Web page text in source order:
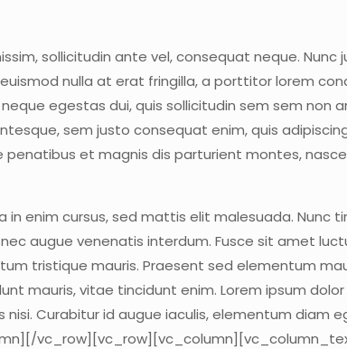
sollicitudin ante vel, consequat neque. Nunc
nulla at erat fringilla, a porttitor lorem
egestas dui, quis sollicitudin sem sem non
sem justo consequat enim, quis
et magnis dis parturient montes,
in enim cursus, sed mattis elit malesuada.
augue venenatis interdum. Fusce sit amet
tristique mauris. Praesent sed elementum
mauris, vitae tincidunt enim. Lorem ipsum
Curabitur id augue iaculis, elementum diam